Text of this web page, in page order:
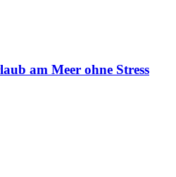
am Meer ohne Stress